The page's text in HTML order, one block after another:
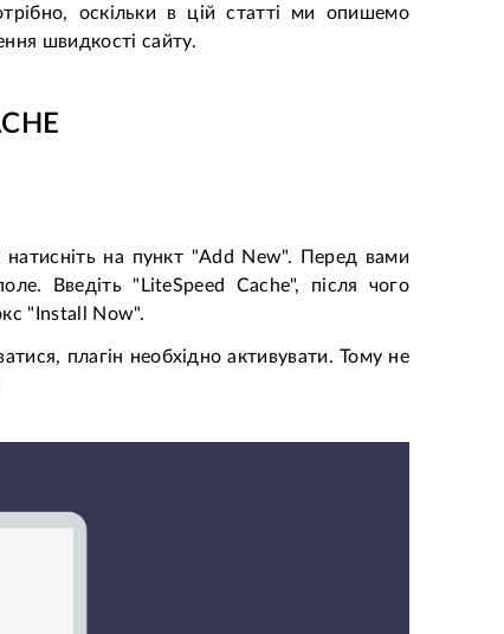
оскільки в цій статті ми опишемо
швидкості сайту.
натисніть на пункт "Add New". Перед вами
Введіть "LiteSpeed Cache", після чого
"Install Now".
плагін необхідно активувати. Тому не